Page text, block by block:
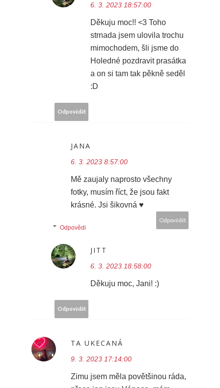
6. 3. 2023 18:57:00
Děkuju moc!! <3 Toho
strnada jsem ulovila trochu
mimochodem, šli jsme do
Holedné pozdravit prasátka
a on si tam tak pěkně seděl
:D
Odpovědět
JANA
6. 3. 2023 8:57:00
Mě zaujaly naprosto všechny
fotky, musím říct, že jsou fakt
krásné. Jsi šikovná ♥
Odpovědět
Odpovědi
JITT
6. 3. 2023 18:58:00
Děkuju moc, Jani! :)
Odpovědět
TA UKECANÁ
9. 3. 2023 17:14:00
Zimu jsem měla povětšinou ráda,